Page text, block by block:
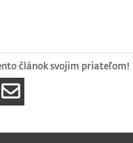
článok svojim priateľom!